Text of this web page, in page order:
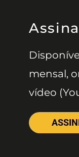
mensal,
vídeo